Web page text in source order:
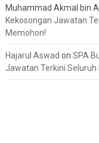
Muhammad Akmal bin
Kekosongan Jawatan
Memohon!
Hajarul Aswad on SPA
Jawatan Terkini